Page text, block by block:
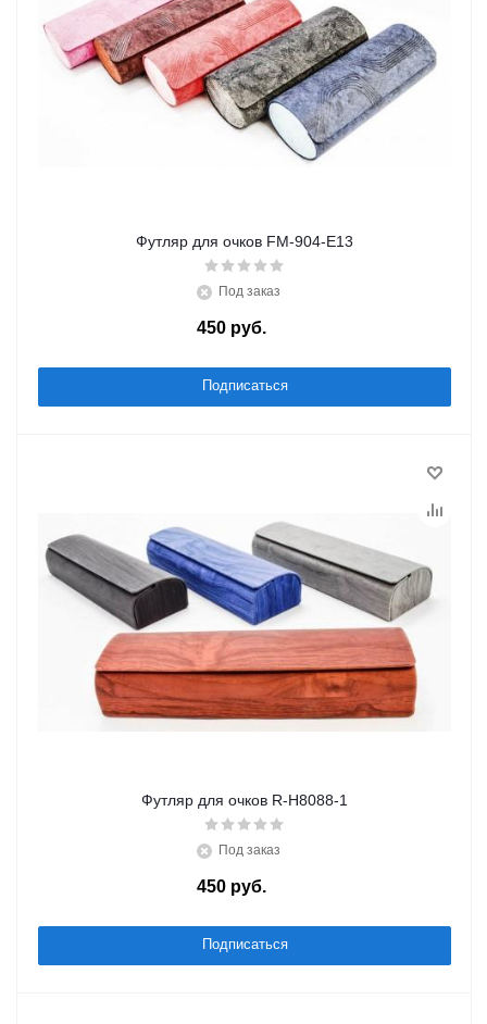
Футляр для очков FM-904-Е13
Под заказ
450руб./шт
Подписаться
Футляр для очков R-H8088-1
Под заказ
450руб./шт
Подписаться